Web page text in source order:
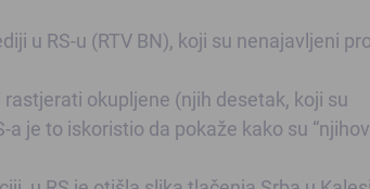
u RS-u (RTV BN), koji su nenajavljeni
okupljene (njih desetak, koji su
je to iskoristio da pokaže kako su